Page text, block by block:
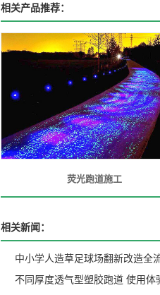
相关产品推荐：
荧光跑道施工
相关新闻：
中小学人造草足球场翻新改造全
不同厚度透气型塑胶跑道 使用体